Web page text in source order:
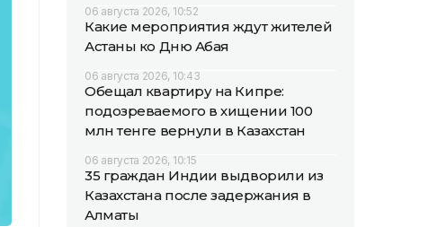
06 августа 2026, 10:52
Какие мероприятия ждут жителей
Астаны ко Дню Абая
06 августа 2026, 10:43
Обещал квартиру на Кипре:
подозреваемого в хищении 100
млн тенге вернули в Казахстан
06 августа 2026, 10:15
35 граждан Индии выдворили из
Казахстана после задержания в
Алматы